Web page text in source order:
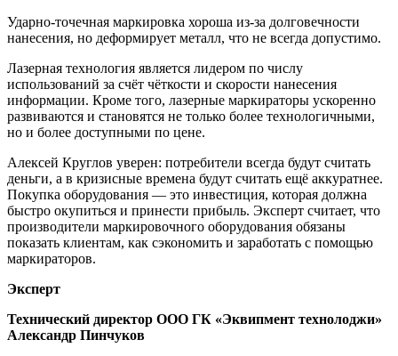
Ударно-точечная маркировка хороша из-за долговечности
нанесения, но деформирует металл, что не всегда допустимо.
Лазерная технология является лидером по числу
использований за счёт чёткости и скорости нанесения
информации. Кроме того, лазерные маркираторы ускоренно
развиваются и становятся не только более технологичными,
но и более доступными по цене.
Алексей Круглов уверен: потребители всегда будут считать
деньги, а в кризисные времена будут считать ещё аккуратнее.
Покупка оборудования — это инвестиция, которая должна
быстро окупиться и принести прибыль. Эксперт считает, что
производители маркировочного оборудования обязаны
показать клиентам, как сэкономить и заработать с помощью
маркираторов.
Эксперт
Технический директор ООО ГК «Эквипмент технолоджи»
Александр Пинчуков